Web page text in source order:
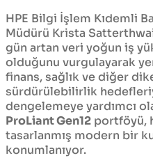
HPE Bilgi İşlem Kıdemli
Müdürü Krista
gün artan veri yoğun iş
olduğunu vurgulayarak
finans, sağlık ve diğer
sürdürülebilirlik
dengelemeye yardımcı
ProLiant Gen12 portföyü,
tasarlanmış modern bir
konumlanıyor.